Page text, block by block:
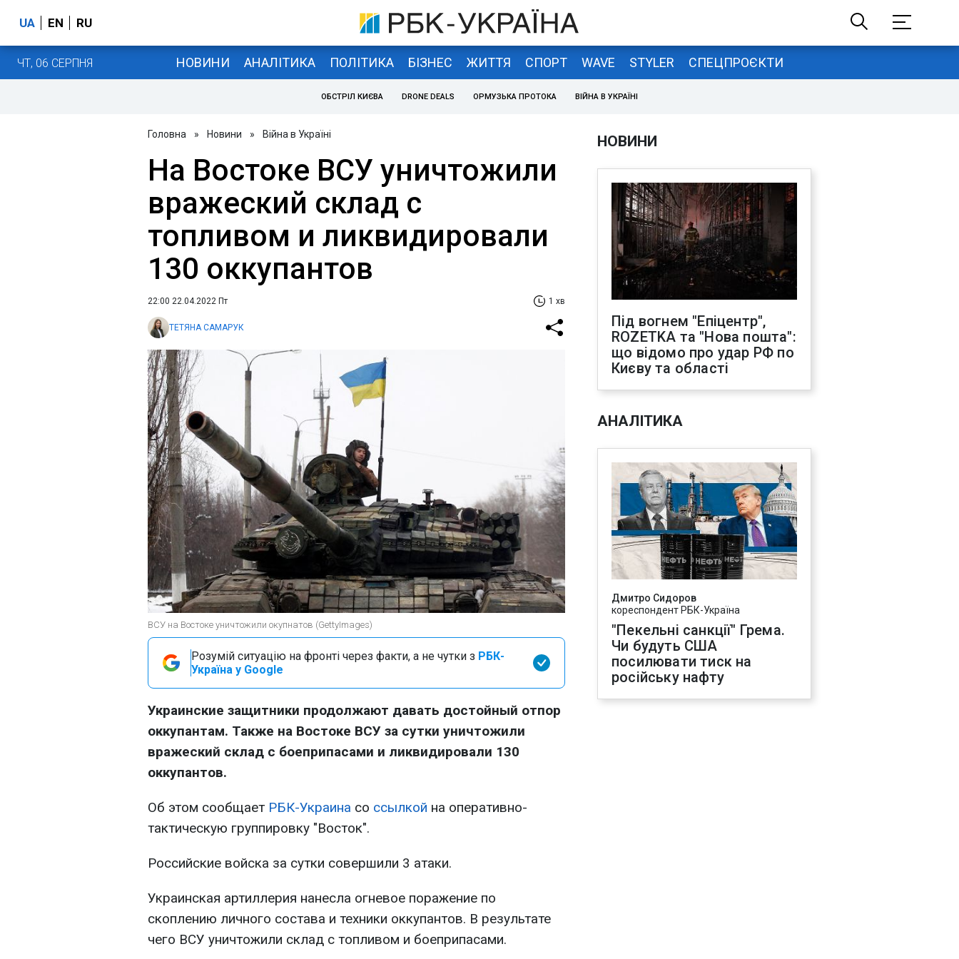
UA EN RU
ЧТ, 06 СЕРПНЯ НОВИНИ АНАЛІТИКА ПОЛІТИКА БІЗНЕС ЖИТТЯ СПОРТ WAVE STYLER СПЕЦПРОЄКТИ
ОБСТРІЛ КИЄВА DRONE DEALS ОРМУЗЬКА ПРОТОКА ВІЙНА В УКРАЇНІ
Головна » Новини » Війна в Україні
На Востоке ВСУ уничтожили
вражеский склад с
топливом и ликвидировали
130 оккупантов
22:00 22.04.2022 Пт 1 хв
ТЕТЯНА САМАРУК
ВСУ на Востоке уничтожили окупнатов (GettyImages)
Розумій ситуацію на фронті через факти, а не чутки з РБК-
Україна у Google
Украинские защитники продолжают давать достойный отпор
оккупантам. Также на Востоке ВСУ за сутки уничтожили
вражеский склад с боеприпасами и ликвидировали 130
оккупантов.
Об этом сообщает РБК-Украина со ссылкой на оперативно-
тактическую группировку "Восток".
Российские войска за сутки совершили 3 атаки.
Украинская артиллерия нанесла огневое поражение по
скоплению личного состава и техники оккупантов. В результате
чего ВСУ уничтожили склад с топливом и боеприпасами.
НОВИНИ
Під вогнем "Епіцентр",
ROZETKA та "Нова пошта":
що відомо про удар РФ по
Києву та області
АНАЛІТИКА
Дмитро Сидоров
кореспондент РБК-Україна
"Пекельні санкції" Грема.
Чи будуть США
посилювати тиск на
російську нафту